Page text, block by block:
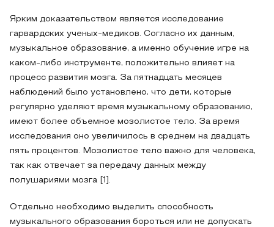
Ярким доказательством является исследование
гарвардских ученых-медиков. Согласно их данным,
музыкальное образование, а именно обучение игре на
каком-либо инструменте, положительно влияет на
процесс развития мозга. За пятнадцать месяцев
наблюдений было установлено, что дети, которые
регулярно уделяют время музыкальному образованию,
имеют более объемное мозолистое тело. За время
исследования оно увеличилось в среднем на двадцать
пять процентов. Мозолистое тело важно для человека,
так как отвечает за передачу данных между
полушариями мозга [1].
Отдельно необходимо выделить способность
музыкального образования бороться или не допускать